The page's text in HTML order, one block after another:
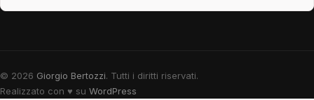
© 2026 Giorgio Bertozzi. Tutti i diritti riservati.
Realizzato con ♥ su WordPress